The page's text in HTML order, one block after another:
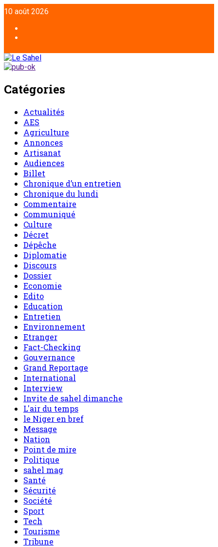
10 août 2026
Catégories
Actualités
AES
Agriculture
Annonces
Artisanat
Audiences
Billet
Chronique d’un entretien
Chronique du lundi
Commentaire
Communiqué
Culture
Décret
Dépêche
Diplomatie
Discours
Dossier
Economie
Edito
Education
Entretien
Environnement
Etranger
Fact-Checking
Gouvernance
Grand Reportage
International
Interview
Invite de sahel dimanche
L'air du temps
le Niger en bref
Message
Nation
Point de mire
Politique
sahel mag
Santé
Sécurité
Société
Sport
Tech
Tourisme
Tribune